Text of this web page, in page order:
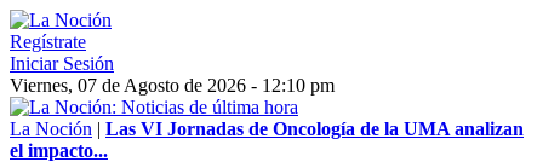
Regístrate
Iniciar Sesión
Viernes, 07 de Agosto de 2026 - 12:10 pm
La Noción | Las VI Jornadas de Oncología de la UMA analizan
el impacto...